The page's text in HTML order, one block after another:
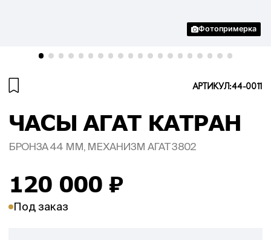
Фотопримерка
АРТИКУЛ:44-0011
ЧАСЫ АГАТ КАТРАН
БРОНЗА 44 ММ, МЕХАНИЗМ АГАТ 3802
120 000 ₽
Под заказ